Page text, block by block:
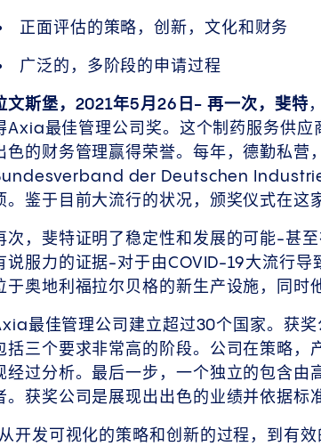
正面评估的策略，创新，文化和财务
广泛的，多阶段的申请过程
文斯堡，2021年5月26日- 再一次，斐特
Axia最佳管理公司奖。这个制药服务供应
色的财务管理赢得荣誉。每年，德勤私
der Deutschen Industrie
。鉴于目前大流行的状况，颁奖仪式在这
次，斐特证明了稳定性和发展的可能-甚
说服力的证据-对于由COVID-19大流行
于奥地利福拉尔贝格的新生产设施，同
最佳管理公司建立超过30个国家。获
括三个要求非常高的阶段。公司在策略，
经过分析。最后一步，一个独立的包含由
。获奖公司是展现出出色的业绩并依据标
开发可视化的策略和创新的过程，到有